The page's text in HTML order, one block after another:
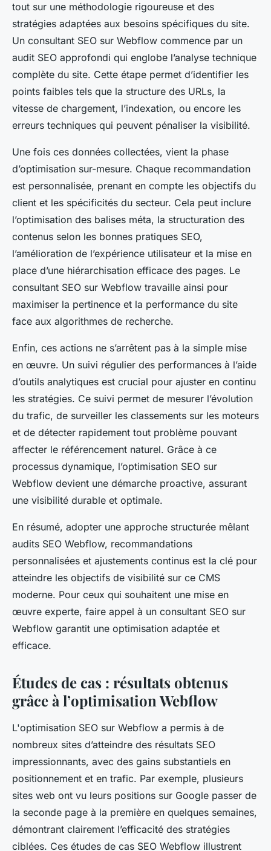
tout sur une méthodologie rigoureuse et des
stratégies adaptées aux besoins spécifiques du site.
Un consultant SEO sur Webflow commence par un
audit SEO approfondi qui englobe l’analyse technique
complète du site. Cette étape permet d’identifier les
points faibles tels que la structure des URLs, la
vitesse de chargement, l’indexation, ou encore les
erreurs techniques qui peuvent pénaliser la visibilité.
Une fois ces données collectées, vient la phase
d’optimisation sur-mesure. Chaque recommandation
est personnalisée, prenant en compte les objectifs du
client et les spécificités du secteur. Cela peut inclure
l’optimisation des balises méta, la structuration des
contenus selon les bonnes pratiques SEO,
l’amélioration de l’expérience utilisateur et la mise en
place d’une hiérarchisation efficace des pages. Le
consultant SEO sur Webflow travaille ainsi pour
maximiser la pertinence et la performance du site
face aux algorithmes de recherche.
Enfin, ces actions ne s’arrêtent pas à la simple mise
en œuvre. Un suivi régulier des performances à l’aide
d’outils analytiques est crucial pour ajuster en continu
les stratégies. Ce suivi permet de mesurer l’évolution
du trafic, de surveiller les classements sur les moteurs
et de détecter rapidement tout problème pouvant
affecter le référencement naturel. Grâce à ce
processus dynamique, l’optimisation SEO sur
Webflow devient une démarche proactive, assurant
une visibilité durable et optimale.
En résumé, adopter une approche structurée mêlant
audits SEO Webflow, recommandations
personnalisées et ajustements continus est la clé pour
atteindre les objectifs de visibilité sur ce CMS
moderne. Pour ceux qui souhaitent une mise en
œuvre experte, faire appel à un consultant SEO sur
Webflow garantit une optimisation adaptée et
efficace.
Études de cas : résultats obtenus
grâce à l’optimisation Webflow
L'optimisation SEO sur Webflow a permis à de
nombreux sites d’atteindre des résultats SEO
impressionnants, avec des gains substantiels en
positionnement et en trafic. Par exemple, plusieurs
sites web ont vu leurs positions sur Google passer de
la seconde page à la première en quelques semaines,
démontrant clairement l’efficacité des stratégies
ciblées. Ces études de cas SEO Webflow illustrent